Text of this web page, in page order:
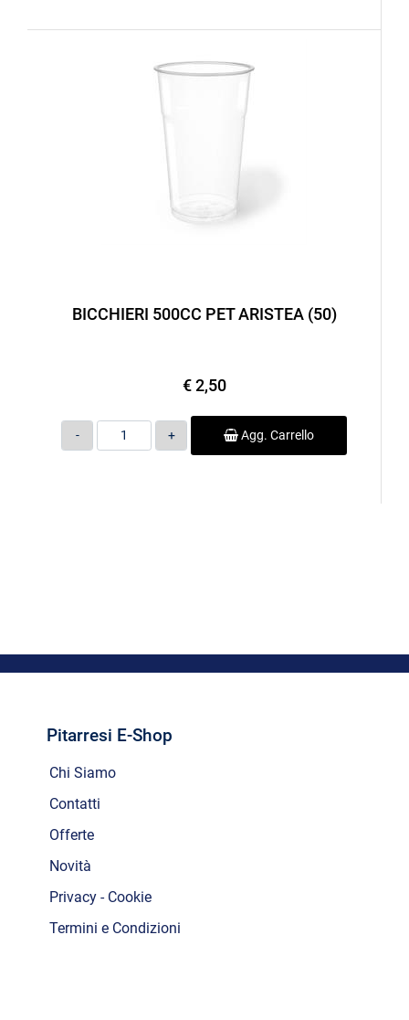
BICCHIERI 500CC PET ARISTEA (50)
€ 2,50
Quantità
Agg. Carrello
Pitarresi E-Shop
Chi Siamo
Contatti
Offerte
Novità
Privacy - Cookie
Termini e Condizioni